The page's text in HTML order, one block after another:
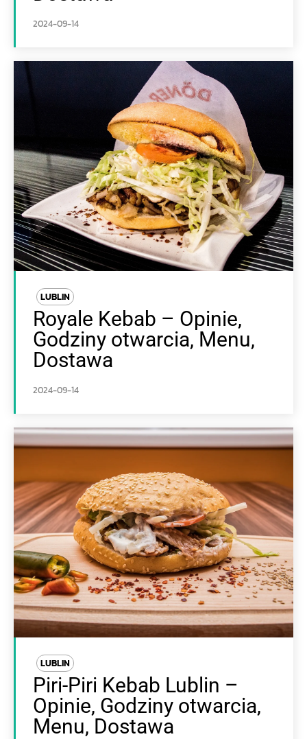
2024-09-14
LUBLIN
Royale Kebab – Opinie,
Godziny otwarcia, Menu,
Dostawa
2024-09-14
LUBLIN
Piri-Piri Kebab Lublin –
Opinie, Godziny otwarcia,
Menu, Dostawa